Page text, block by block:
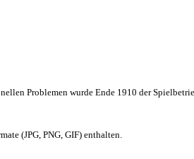
Problemen wurde Ende 1910 der
(JPG, PNG, GIF) enthalten.